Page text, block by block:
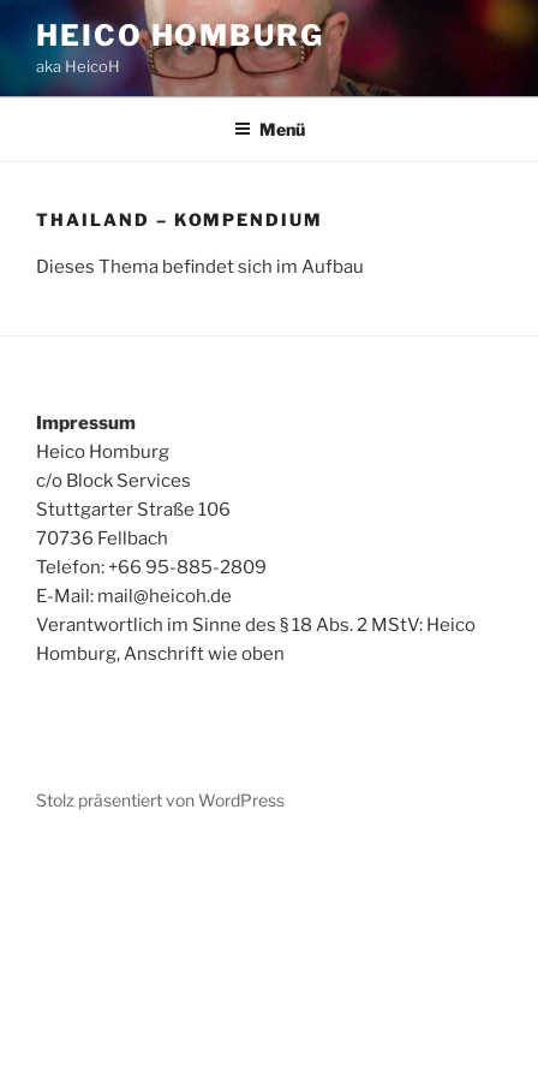
Inhalt
springen
HEICO HOMBURG
aka HeicoH
Menü
THAILAND – KOMPENDIUM
Dieses Thema befindet sich im Aufbau
Impressum
Heico Homburg
c/o Block Services
Stuttgarter Straße 106
70736 Fellbach
Telefon: +66 95-885-2809
E-Mail: mail@heicoh.de
Verantwortlich im Sinne des § 18 Abs. 2 MStV: Heico
Homburg, Anschrift wie oben
Stolz präsentiert von WordPress